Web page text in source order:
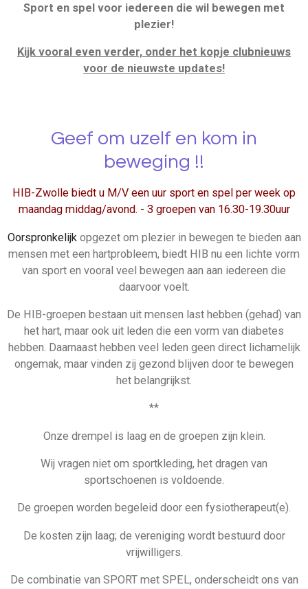
l
Sport en spel voor iedereen die wil bewegen met
plezier!
Kijk vooral even verder, onder het kopje clubnieuws
voor de nieuwste updates!
Geef om uzelf en kom in
beweging !!
HIB-Zwolle biedt u M/V een uur sport en spel per week op
maandag middag/avond. - 3 groepen van 16.30-19.30uur
Oorspronkelijk opgezet om plezier in bewegen te bieden aan
mensen met een hartprobleem, biedt HIB nu een lichte vorm
van sport en vooral veel bewegen aan aan iedereen die
daarvoor voelt.
De HIB-groepen bestaan uit mensen last hebben (gehad) van
het hart, maar ook uit leden die een vorm van diabetes
hebben. Daarnaast hebben veel leden geen direct lichamelijk
ongemak, maar vinden zij gezond blijven door te bewegen
het belangrijkst.
**
Onze drempel is laag en de groepen zijn klein.
Wij vragen niet om sportkleding, het dragen van
sportschoenen is voldoende.
De groepen worden begeleid door een fysiotherapeut(e).
De kosten zijn laag; de vereniging wordt bestuurd door
vrijwilligers.
De combinatie van SPORT met SPEL, onderscheidt ons van